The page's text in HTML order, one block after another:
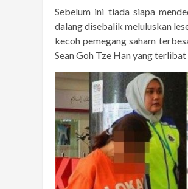
Sebelum ini tiada siapa
dalang disebalik meluluskan
kecoh pemegang saham
Sean Goh Tze Han yang